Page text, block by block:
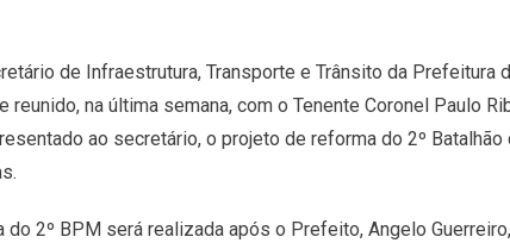
de Infraestrutura, Transporte e Trânsito da Prefeitura
reunido, na última semana, com o Tenente Coronel Paulo
ao secretário, o projeto de reforma do 2º
do 2º BPM será realizada após o Prefeito, Angelo